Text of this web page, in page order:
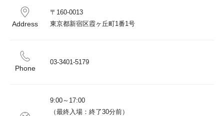
Address
〒160-0013
東京都新宿区霞ヶ丘町1番1号
Phone
03-3401-5179
9:00～17:00
（最終入場：終了30分前）